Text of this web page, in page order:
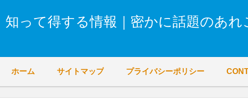
知って得する情報｜密かに話題のあれ
ホーム サイトマップ プライバシーポリシー